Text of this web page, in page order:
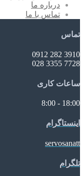
درباره ما
تماس با ما
تماس
3910 282 0912
7728 3355 028
ساعات کاری
18:00 - 8:00
اینستاگرام
servosanatt
تلگرام